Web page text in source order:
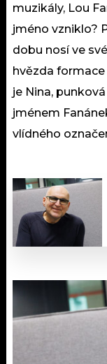
muzikály, Lou
jméno vzniklo?
dobu nosí ve
hvězda
je Nina,
jménem
vlídného